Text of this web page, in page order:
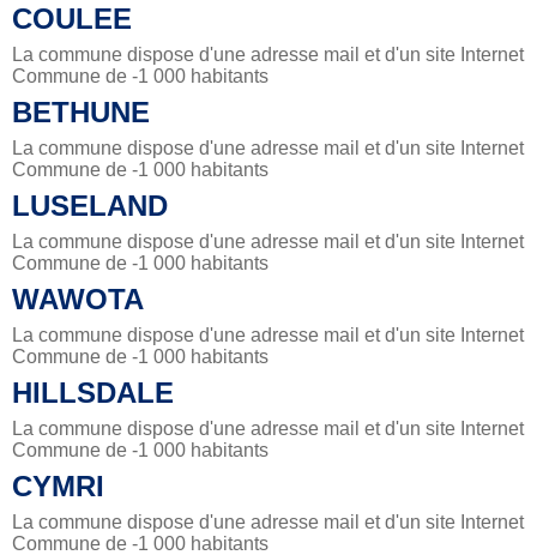
COULEE
La commune dispose d'une adresse mail et d'un site Internet
Commune de -1 000 habitants
BETHUNE
La commune dispose d'une adresse mail et d'un site Internet
Commune de -1 000 habitants
LUSELAND
La commune dispose d'une adresse mail et d'un site Internet
Commune de -1 000 habitants
WAWOTA
La commune dispose d'une adresse mail et d'un site Internet
Commune de -1 000 habitants
HILLSDALE
La commune dispose d'une adresse mail et d'un site Internet
Commune de -1 000 habitants
CYMRI
La commune dispose d'une adresse mail et d'un site Internet
Commune de -1 000 habitants